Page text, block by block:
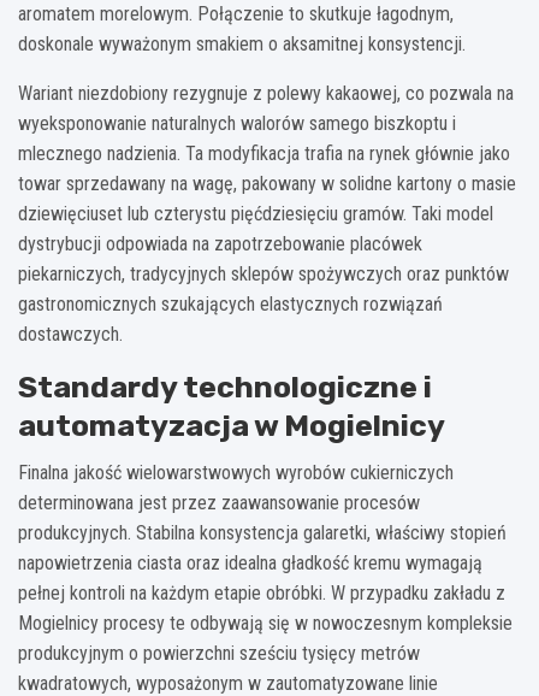
aromatem morelowym. Połączenie to skutkuje łagodnym,
doskonale wyważonym smakiem o aksamitnej konsystencji.
Wariant niezdobiony rezygnuje z polewy kakaowej, co pozwala na
wyeksponowanie naturalnych walorów samego biszkoptu i
mlecznego nadzienia. Ta modyfikacja trafia na rynek głównie jako
towar sprzedawany na wagę, pakowany w solidne kartony o masie
dziewięciuset lub czterystu pięćdziesięciu gramów. Taki model
dystrybucji odpowiada na zapotrzebowanie placówek
piekarniczych, tradycyjnych sklepów spożywczych oraz punktów
gastronomicznych szukających elastycznych rozwiązań
dostawczych.
Standardy technologiczne i
automatyzacja w Mogielnicy
Finalna jakość wielowarstwowych wyrobów cukierniczych
determinowana jest przez zaawansowanie procesów
produkcyjnych. Stabilna konsystencja galaretki, właściwy stopień
napowietrzenia ciasta oraz idealna gładkość kremu wymagają
pełnej kontroli na każdym etapie obróbki. W przypadku zakładu z
Mogielnicy procesy te odbywają się w nowoczesnym kompleksie
produkcyjnym o powierzchni sześciu tysięcy metrów
kwadratowych, wyposażonym w zautomatyzowane linie